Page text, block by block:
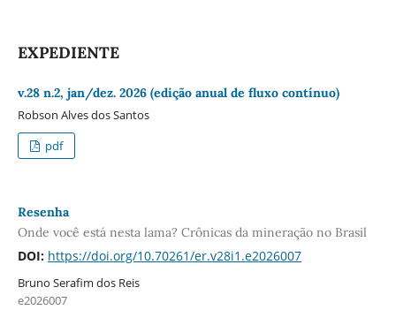
EXPEDIENTE
v.28 n.2, jan/dez. 2026 (edição anual de fluxo contínuo)
Robson Alves dos Santos
pdf
Resenha
Onde você está nesta lama? Crônicas da mineração no Brasil
DOI: https://doi.org/10.70261/er.v28i1.e2026007
Bruno Serafim dos Reis
e2026007